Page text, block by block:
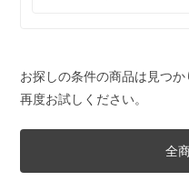
お探しの条件の商品は見つ
再度お試しください。
全